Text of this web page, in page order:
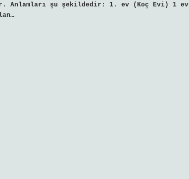
Anlamları şu şekildedir: 1. ev (Koç Evi) 1 ev